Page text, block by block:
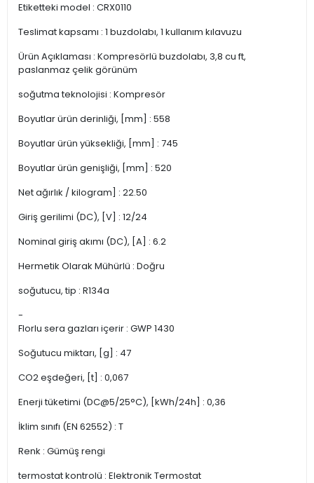
Etiketteki model : CRX0110
Teslimat kapsamı : 1 buzdolabı, 1 kullanım kılavuzu
Ürün Açıklaması : Kompresörlü buzdolabı, 3,8 cu ft,
paslanmaz çelik görünüm
soğutma teknolojisi : Kompresör
Boyutlar ürün derinliği, [mm] : 558
Boyutlar ürün yüksekliği, [mm] : 745
Boyutlar ürün genişliği, [mm] : 520
Net ağırlık / kilogram] : 22.50
Giriş gerilimi (DC), [V] : 12/24
Nominal giriş akımı (DC), [A] : 6.2
Hermetik Olarak Mühürlü : Doğru
soğutucu, tip : R134a
-
Florlu sera gazları içerir : GWP 1430
Soğutucu miktarı, [g] : 47
CO2 eşdeğeri, [t] : 0,067
Enerji tüketimi (DC@5/25°C), [kWh/24h] : 0,36
İklim sınıfı (EN 62552) : T
Renk : Gümüş rengi
termostat kontrolü : Elektronik Termostat